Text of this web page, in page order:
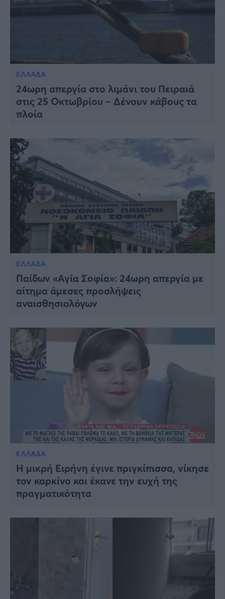
ΕΛΛΑΔΑ
24ωρη απεργία στο λιμάνι του Πειραιά
στις 25 Οκτωβρίου – Δένουν κάβους τα
πλοία
ΕΛΛΑΔΑ
Παίδων «Αγία Σοφία»: 24ωρη απεργία με
αίτημα άμεσες προσλήψεις
αναισθησιολόγων
ΕΛΛΑΔΑ
Η μικρή Ειρήνη έγινε πριγκίπισσα, νίκησε
τον καρκίνο και έκανε την ευχή της
πραγματικότητα